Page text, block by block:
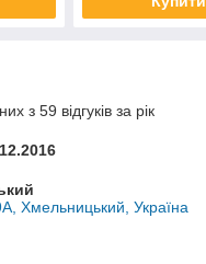
з 59 відгуків за рік
Хмельницький, Україна